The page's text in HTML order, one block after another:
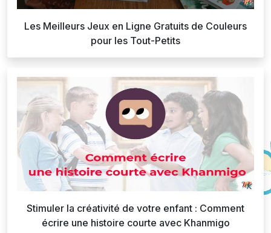
Les Meilleurs Jeux en Ligne Gratuits de Couleurs
pour les Tout-Petits
Stimuler la créativité de votre enfant : Comment
écrire une histoire courte avec Khanmigo